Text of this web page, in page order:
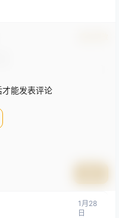
能发表评论
1月28
日